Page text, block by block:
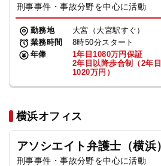
刑事事件・事故分野を中心に活動
勤務地
大宮（大宮駅すぐ）
業務時間
8時50分スタート
年俸
1年目1080万円保証
2年目以降歩合制（2年
1020万円）
横浜オフィス
アソシエイト弁護士（横浜）
刑事事件・事故分野を中心に活動